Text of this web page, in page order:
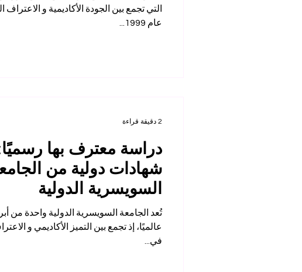
التي تجمع بين الجودة
عام 1999...
دراسة معترف بها
شهادات دولية من
السويسرية الدولية
تُعد الجامعة السويسرية
في...
2 دقيقة قراءة